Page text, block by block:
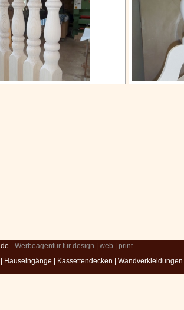
- Werbeagentur für design | web | print
Hauseingänge Kassettendecken Wandverkleidungen